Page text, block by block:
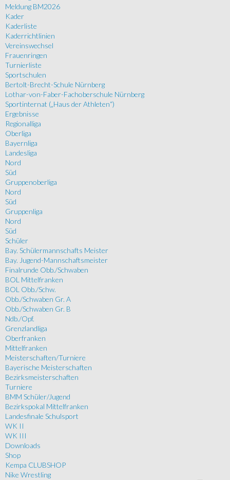
Meldung BM2026
Kader
Kaderliste
Kaderrichtlinien
Vereinswechsel
Frauenringen
Turnierliste
Sportschulen
Bertolt-Brecht-Schule Nürnberg
Lothar-von-Faber-Fachoberschule Nürnberg
Sportinternat („Haus der Athleten“)
Ergebnisse
Regionalliga
Oberliga
Bayernliga
Landesliga
Nord
Süd
Gruppenoberliga
Nord
Süd
Gruppenliga
Nord
Süd
Schüler
Bay. Schülermannschafts Meister
Bay. Jugend-Mannschaftsmeister
Finalrunde Obb./Schwaben
BOL Mittelfranken
BOL Obb./Schw.
Obb./Schwaben Gr. A
Obb./Schwaben Gr. B
Ndb./Opf.
Grenzlandliga
Oberfranken
Mittelfranken
Meisterschaften/Turniere
Bayerische Meisterschaften
Bezirksmeisterschaften
Turniere
BMM Schüler/Jugend
Bezirkspokal Mittelfranken
Landesfinale Schulsport
WK II
WK III
Downloads
Shop
Kempa CLUBSHOP
Nike Wrestling